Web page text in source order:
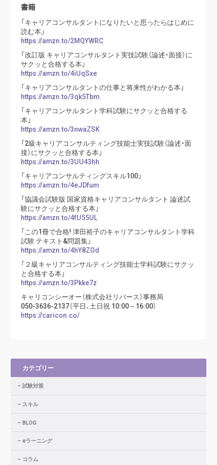
書籍
「キャリアコンサルタントになりたいと思ったらはじめに
読む本」
https://amzn.to/2MQYWRC
「改訂版 キャリアコンサルタント実技試験（論述・面接）に
サクッと合格する本」
https://amzn.to/4iUqSxe
「キャリアコンサルタントの仕事と将来性がわかる本」
https://amzn.to/3qk5Tbm
「キャリアコンサルタント学科試験にサクッと合格する
本」
https://amzn.to/3nwaZSK
「2級キャリアコンサルティング技能士実技試験（論述・面
接）にサクッと合格する本」
https://amzn.to/3UU43hh
「キャリアコンサルティングスキル100」
https://amzn.to/4eJDfum
「協議会試験版 国家資格キャリアコンサルタント 論述試
験にサクッと合格する本」
https://amzn.to/4fU55UL
「この1冊で合格! 津田裕子のキャリアコンサルタント学科
試験 テキスト&問題集」
https://amzn.to/4hY8ZOd
「２級キャリアコンサルティング技能士学科試験にサクッ
と合格する本」
https://amzn.to/3Pkke7z
キャリコンシーオー（株式会社リバース）事務局
050-3636-2137（平日、土日祝 10:00～16:00）
https://caricon.co/
カテゴリー
試験対策
スキル
BLOG
eラーニング
コラム